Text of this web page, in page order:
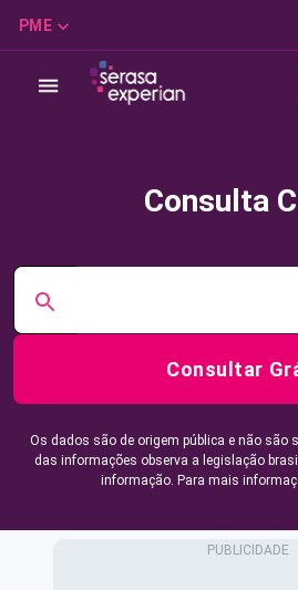
PME
Consulta
Consultar
Os dados são de origem pública e não são
das informações observa a legislação
informação. Para mais